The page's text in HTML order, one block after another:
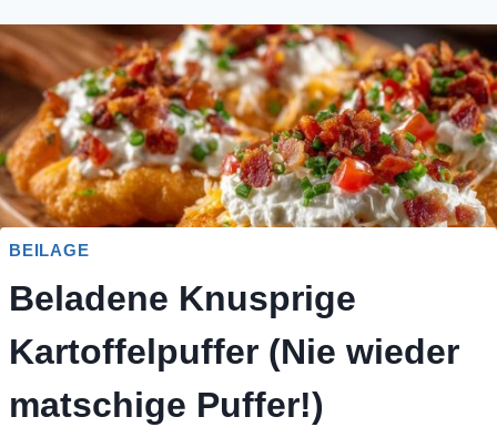
BEILAGE
Beladene Knusprige
Kartoffelpuffer (Nie wieder
matschige Puffer!)